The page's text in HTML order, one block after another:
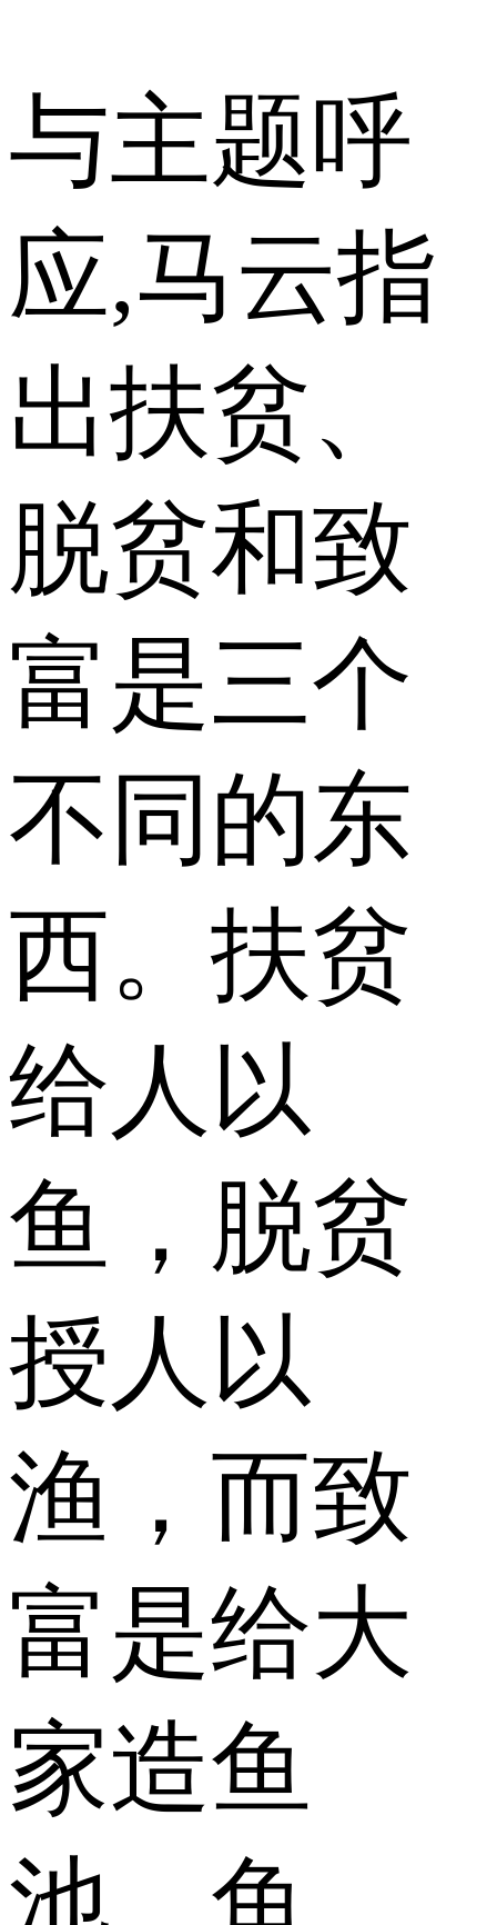
与主题呼
应,马云指
出扶贫、
脱贫和致
富是三个
不同的东
西。扶贫
给人以
鱼，脱贫
授人以
渔，而致
富是给大
家造鱼